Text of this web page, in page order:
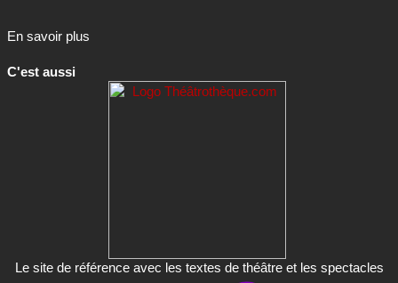
En savoir plus
C'est aussi
Le site de référence avec les textes de théâtre et les spectacles